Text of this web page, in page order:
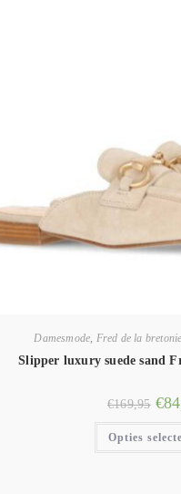
Damesmode, Fred de la
Slipper luxury suede sand
€169,95 €
Opties